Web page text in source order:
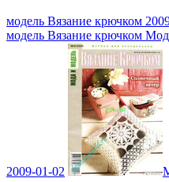
модель Вязание крючком
модель Вязание крючком
2009-01-02